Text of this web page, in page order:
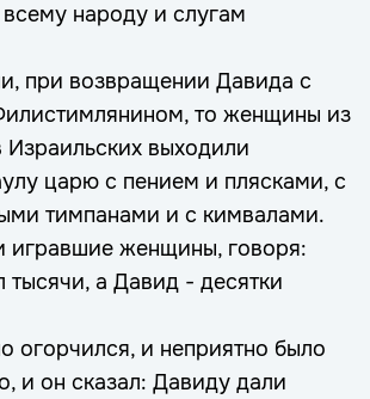
народу и слугам
при возвращении Давида с
то женщины из
Израильских выходили
царю с пением и плясками, с
тимпанами и с кимвалами.
игравшие женщины, говоря:
тысячи, а Давид - десятки
огорчился, и неприятно было
и он сказал: Давиду дали